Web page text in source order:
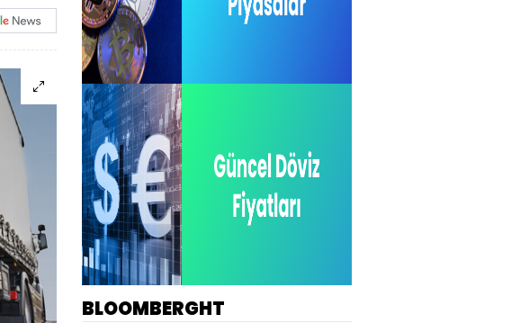
BLOOMBERGHT